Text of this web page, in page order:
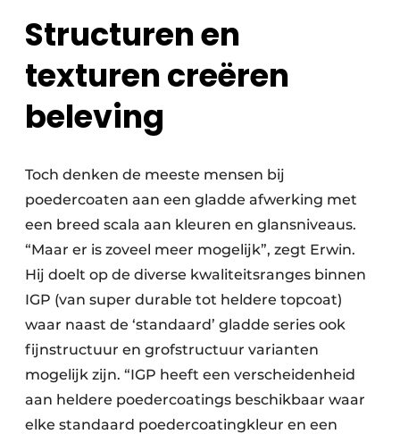
Structuren en
texturen creëren
beleving
Toch denken de meeste mensen bij
poedercoaten aan een gladde afwerking met
een breed scala aan kleuren en glansniveaus.
“Maar er is zoveel meer mogelijk”, zegt Erwin.
Hij doelt op de diverse kwaliteitsranges binnen
IGP (van super durable tot heldere topcoat)
waar naast de ‘standaard’ gladde series ook
fijnstructuur en grofstructuur varianten
mogelijk zijn. “IGP heeft een verscheidenheid
aan heldere poedercoatings beschikbaar waar
elke standaard poedercoatingkleur en een